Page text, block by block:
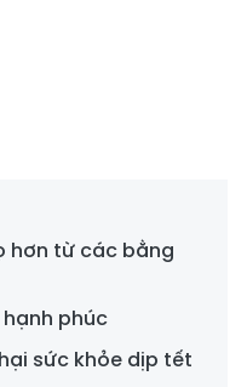
hơn từ các bằng
phúc
sức khỏe dịp tết